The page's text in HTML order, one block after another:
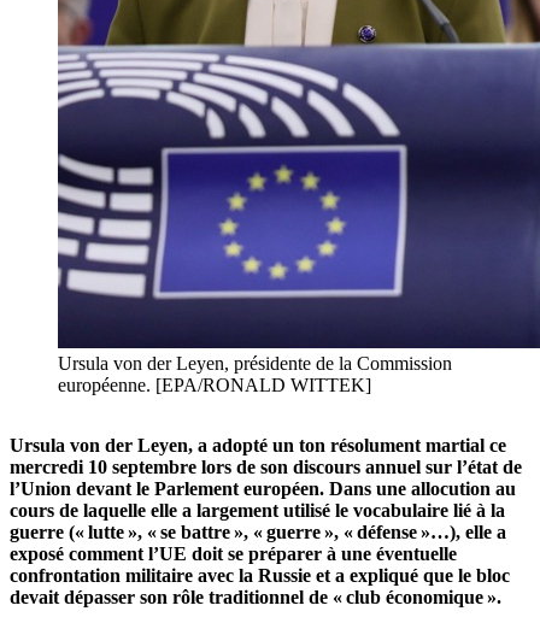
Ursula von der Leyen, présidente de la Commission
européenne. [EPA/RONALD WITTEK]
Ursula von der Leyen, a adopté un ton résolument martial ce
mercredi 10 septembre lors de son discours annuel sur l’état de
l’Union devant le Parlement européen. Dans une allocution au
cours de laquelle elle a largement utilisé le vocabulaire lié à la
guerre (« lutte », « se battre », « guerre », « défense »…), elle a
exposé comment l’UE doit se préparer à une éventuelle
confrontation militaire avec la Russie et a expliqué que le bloc
devait dépasser son rôle traditionnel de « club économique ».